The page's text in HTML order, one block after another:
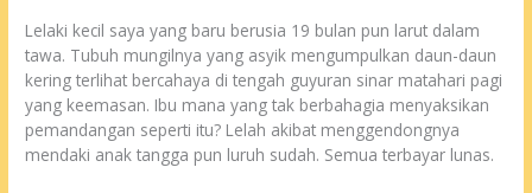
Lelaki kecil saya yang baru berusia 19 bulan pun larut dalam
tawa. Tubuh mungilnya yang asyik mengumpulkan daun-daun
kering terlihat bercahaya di tengah guyuran sinar matahari pagi
yang keemasan. Ibu mana yang tak berbahagia menyaksikan
pemandangan seperti itu? Lelah akibat menggendongnya
mendaki anak tangga pun luruh sudah. Semua terbayar lunas.